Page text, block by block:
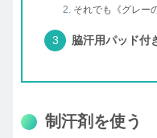
それでも《グレー
脇汗用パッド付
制汗剤を使う